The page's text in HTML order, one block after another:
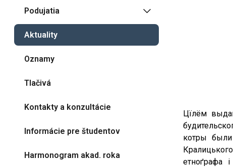
Цїлём
котры были
етноґрафа
Podujatia
Aktuality
Oznamy
Tlačivá
Kontakty a konzultácie
Informácie pre študentov
Harmonogram akad. roka